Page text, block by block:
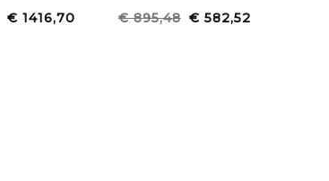
€ 1416,70 € 895,48 € 582,52